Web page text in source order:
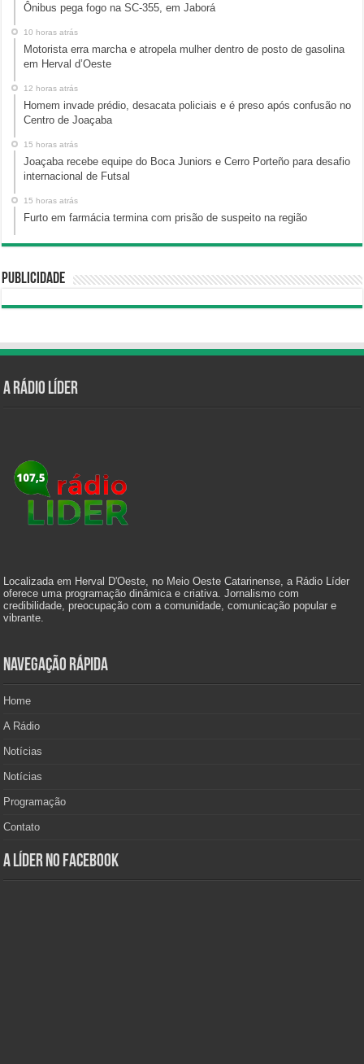
Ônibus pega fogo na SC-355, em Jaborá
10 horas atrás
Motorista erra marcha e atropela mulher dentro de posto de gasolina
em Herval d’Oeste
12 horas atrás
Homem invade prédio, desacata policiais e é preso após confusão no
Centro de Joaçaba
15 horas atrás
Joaçaba recebe equipe do Boca Juniors e Cerro Porteño para desafio
internacional de Futsal
15 horas atrás
Furto em farmácia termina com prisão de suspeito na região
Publicidade
A Rádio Líder
Localizada em Herval D'Oeste, no Meio Oeste Catarinense, a Rádio Líder
oferece uma programação dinâmica e criativa. Jornalismo com
credibilidade, preocupação com a comunidade, comunicação popular e
vibrante.
Navegação Rápida
Home
A Rádio
Notícias
Notícias
Programação
Contato
A Líder no Facebook